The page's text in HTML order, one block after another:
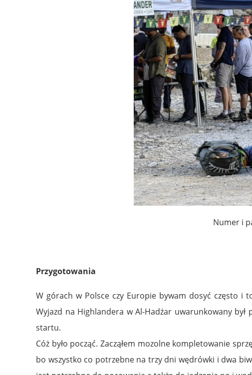
Numer i
Przygotowania
W górach w Polsce czy Europie bywam dosyć często i
Wyjazd na Highlandera w Al-Hadżar uwarunkowany
startu.
Cóż było począć. Zacząłem mozolne kompletowanie
bo wszystko co potrzebne na trzy dni wędrówki i dwa